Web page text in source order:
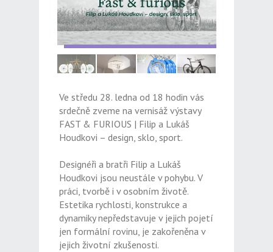
Ve středu 28. ledna od 18 hodin vás
srdečně zveme na vernisáž výstavy
FAST & FURIOUS | Filip a Lukáš
Houdkovi – design, sklo, sport.
Designéři a bratři Filip a Lukáš
Houdkovi jsou neustále v pohybu. V
práci, tvorbě i v osobním životě.
Estetika rychlosti, konstrukce a
dynamiky nepředstavuje v jejich pojetí
jen formální rovinu, je zakořeněna v
jejich životní zkušenosti.